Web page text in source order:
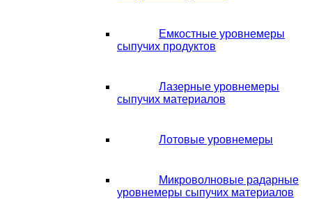
Емкостные уровнемеры
сыпучих продуктов
Лазерные уровнемеры
сыпучих материалов
Лотовые уровнемеры
Микроволновые радарные
уровнемеры сыпучих материалов